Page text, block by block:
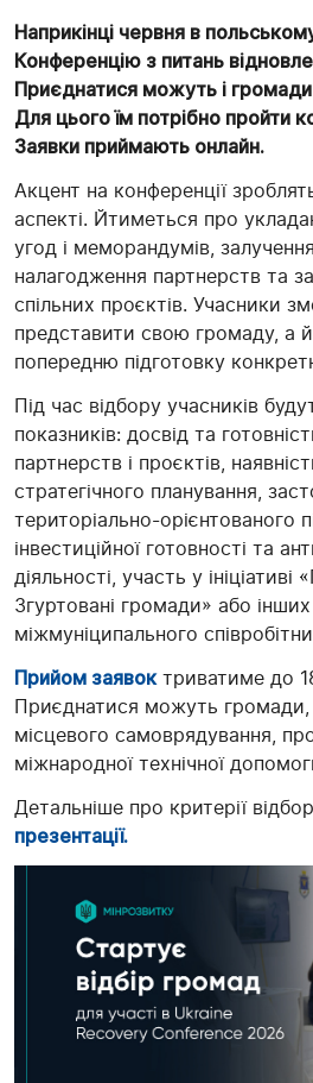
Наприкінці червня в
Конференцію з питань
Приєднатися можуть і
Для цього їм потрібно пройти
Заявки приймають онлайн.
Акцент на конференції
аспекті. Йтиметься про
угод і меморандумів,
налагодження партнерств та
спільних проєктів. Учасники
представити свою громаду, а
попередню підготовку
Під час відбору учасників
показників: досвід та
партнерств і проєктів,
стратегічного планування,
територіально-орієнтованого
інвестиційної готовності та
діяльності, участь у ініціативі
Згуртовані громади» або
міжмуніципального
Прийом заявоктриватиме до
Приєднатися можуть громади,
місцевого самоврядування,
міжнародної технічної
Детальніше про критерії
презентації.